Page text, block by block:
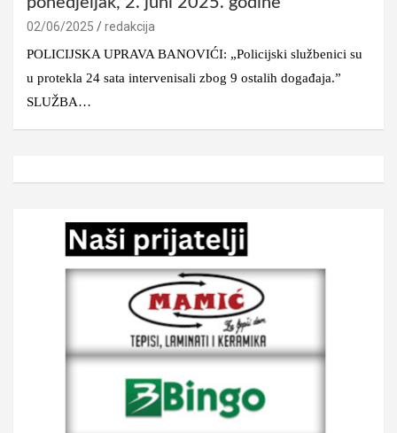
02/06/2025
redakcija
POLICIJSKA UPRAVA BANOVIĆI: „Policijski službenici su
u protekla 24 sata intervenisali zbog 9 ostalih događaja.”
SLUŽBA…